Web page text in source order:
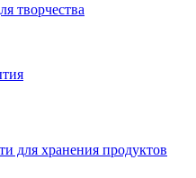
творчества
для хранения продуктов